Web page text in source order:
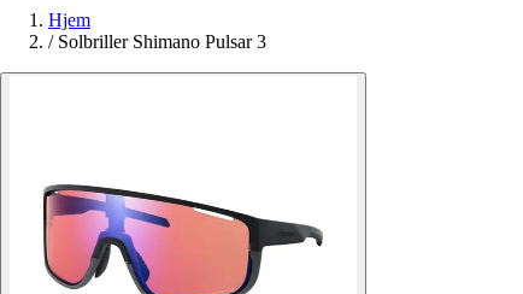
Hjem
/ Solbriller Shimano Pulsar 3